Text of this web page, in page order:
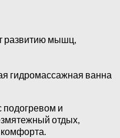
развитию мышц,
гидромассажная ванна
подогревом и
отдых,